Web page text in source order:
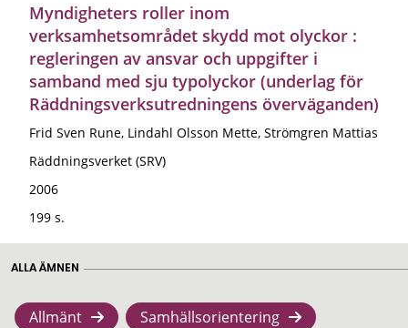
Myndigheters roller inom
verksamhetsområdet skydd mot olyckor :
regleringen av ansvar och uppgifter i
samband med sju typolyckor (underlag för
Räddningsverksutredningens överväganden)
Frid Sven Rune, Lindahl Olsson Mette, Strömgren Mattias
Räddningsverket (SRV)
2006
199 s.
ALLA ÄMNEN
Allmänt Samhällsorientering